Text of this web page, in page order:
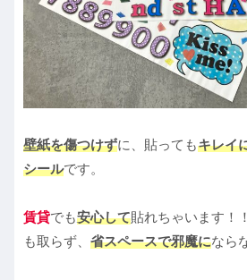
壁紙を傷つけずに、貼ってもキレイ
シールです。
賃貸でも安心して貼れちゃいます！
も取らず、 省スペースで邪魔になら